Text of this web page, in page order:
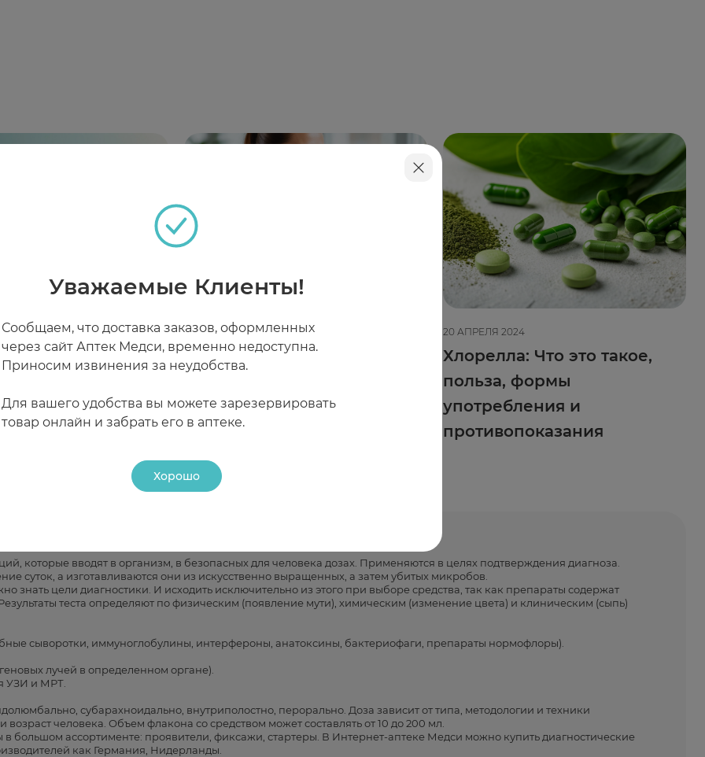
20 МАЯ 2024
Польза коллагена для кожи,
20 АПРЕЛЯ 2024
Хлорелла: Что это такое,
польза, формы
употребления и
противопоказания
которые вводят в организм, в безопасных для человека дозах. Применяются в целях подтверждения диагноза.
суток, а изготавливаются они из искусственно выращенных, а затем убитых микробов.
знать цели диагностики. И исходить исключительно из этого при выборе средства, так как препараты содержат
теста определяют по физическим (появление мути), химическим (изменение цвета) и клиническим (сыпь)
сыворотки, иммуноглобулины, интерфероны, анатоксины, бактериофаги, препараты нормофлоры).
лучей в определенном органе).
УЗИ и МРТ.
субарахноидально, внутриполостно, перорально. Доза зависит от типа, методологии и техники
человека. Объем флакона со средством может составлять от 10 до 200 мл.
большом ассортименте: проявители, фиксажи, стартеры. В Интернет-аптеке Медси можно купить диагностические
как Германия, Нидерланды.
Уважаемые Клиенты!
Сообщаем, что доставка заказов, оформленных
через сайт Аптек Медси, временно недоступна.
Приносим извинения за неудобства.
Для вашего удобства вы можете зарезервировать
товар онлайн и забрать его в аптеке.
Хорошо